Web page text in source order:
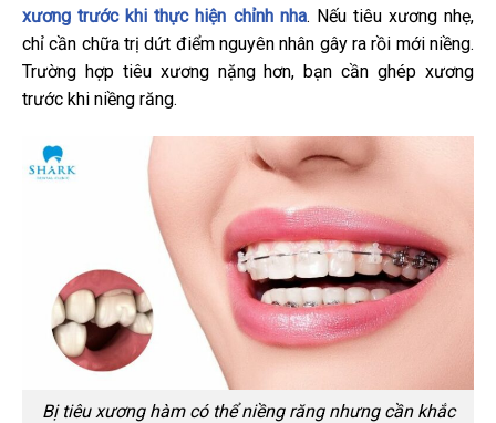
xương trước khi thực hiện chỉnh nha. Nếu tiêu xương nhẹ,
chỉ cần chữa trị dứt điểm nguyên nhân gây ra rồi mới niềng.
Trường hợp tiêu xương nặng hơn, bạn cần ghép xương
trước khi niềng răng.
Bị tiêu xương hàm có thể niềng răng nhưng cần khắc